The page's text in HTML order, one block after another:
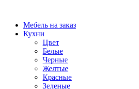
Мебель на заказ
Кухни
Цвет
Белые
Черные
Желтые
Красные
Зеленые